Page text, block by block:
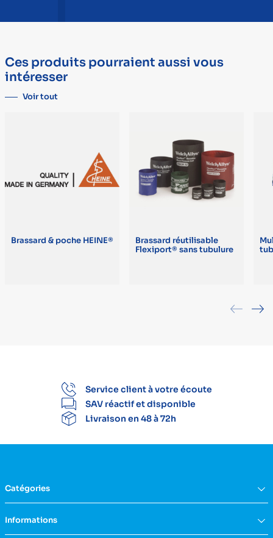
Ces produits pourraient aussi vous
intéresser
Voir tout
Brassard & poche HEINE®
Brassard réutilisable
Flexiport® sans tubulure
Service client à votre écoute
SAV réactif et disponible
Livraison en 48 à 72h
Catégories
Informations